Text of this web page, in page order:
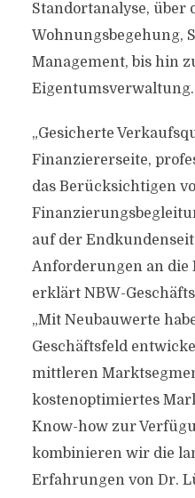
Standortanalyse, über
Wohnungsbegehung,
Management, bis hin
Eigentumsverwaltung.
„Gesicherte
Finanziererseite,
das Berücksichtigen
auf der
Anforderungen an die
erklärt NBW-
„Mit Neubauwerte
Geschäftsfeld
mittleren
kostenoptimiertes
Know-how zur
kombinieren wir die
Erfahrungen von Dr.